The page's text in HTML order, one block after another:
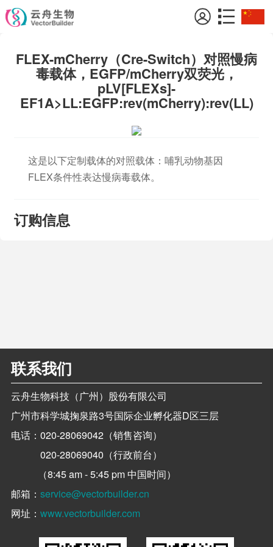
FLEX-mCherry（Cre-Switch）对照慢病
毒载体，EGFP/mCherry双荧光，
pLV[FLEXs]-
EF1A>LL:EGFP:rev(mCherry):rev(LL)
这是以下定制载体的对照载体：哺乳动物基因
FLEX条件性表达慢病毒载体。
订购信息
联系我们
云舟生物科技（广州）股份有限公司
广州市科学城掬泉路3号国际企业孵化器D区三层
电话：020-28069042（销售咨询）
020-28069040（行政前台）
（8:45 am - 5:45 pm 中国时间）
邮箱：service@vectorbuilder.cn
网址：www.vectorbuilder.com